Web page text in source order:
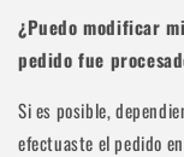
¿Puedo modificar
pedido fue
Si es posible,
efectuaste el pedido